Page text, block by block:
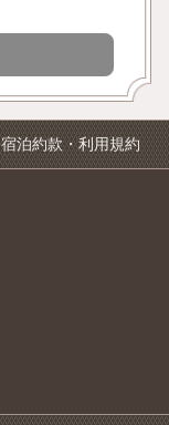
宿泊約款・利用規約